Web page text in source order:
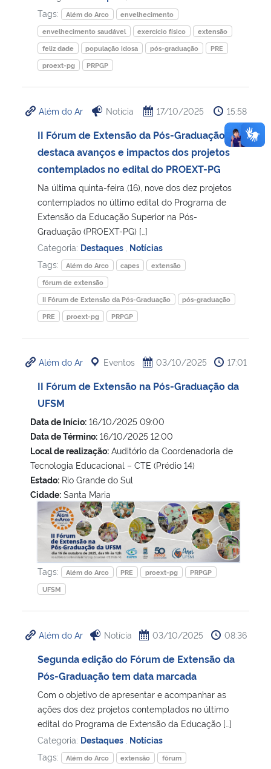
Tags:
Além do Arco
envelhecimento
envelhecimento saudável
exercício físico
extensão
feliz dade
população idosa pós-graduação
PRE
proext-pg
PRPGP
Além do Ar Notícia 17/10/2025 15:58
II Fórum de Extensão da Pós-Graduação
destaca avanços e impactos dos projetos
contemplados no edital do PROEXT-PG
Na última quinta-feira (16), nove dos dez projetos
contemplados no último edital do Programa de
Extensão da Educação Superior na Pós-
Graduação (PROEXT-PG) […]
Categoria: Destaques Notícias
Tags:
Além do Arco capes
extensão
fórum de extensão
II Fórum de Extensão da Pós-Graduação
pós-graduação
PRE
proext-pg PRPGP
Além do Ar Eventos 03/10/2025 17:01
II Fórum de Extensão na Pós-Graduação da
UFSM
Data de Início: 16/10/2025 09:00
Data de Término: 16/10/2025 12:00
Local de realização: Auditório da Coordenadoria de
Tecnologia Educacional – CTE (Prédio 14)
Estado: Rio Grande do Sul
Cidade: Santa Maria
II Fórum de Extensão na Pós-Graduação da UFSM
Tags: Além do Arco PRE proext-pg
PRPGP
UFSM
Além do Ar Notícia 03/10/2025 08:36
Segunda edição do Fórum de Extensão da
Pós-Graduação tem data marcada
Com o objetivo de apresentar e acompanhar as
ações dos dez projetos contemplados no último
edital do Programa de Extensão da Educação […]
Categoria: Destaques Notícias
Tags:
Além do Arco extensão
fórum